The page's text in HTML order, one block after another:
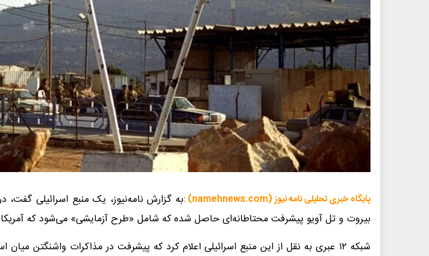
پایگاه خبری تحلیلی نامه نیوز (namehnews.com) :
به گزارش نامه‌نیوز، یک منبع اسرائیلی گفت،
بیروت و تل آویو پیشرفت محتاطانه‌ای حاصل شده که شامل «طرح آزمایشی» می‌شود که آمریکا
شبکه ۱۲ عبری به نقل از این منبع اسرائیلی اعلام کرد که پیشرفت در مذاکرات واشنگتن میان